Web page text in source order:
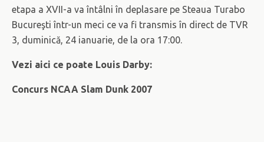
etapa a XVII-a va întâlni în deplasare pe Steaua Turabo
Bucureşti într-un meci ce va fi transmis în direct de TVR
3, duminică, 24 ianuarie, de la ora 17:00.
Vezi aici ce poate Louis Darby:
Concurs NCAA Slam Dunk 2007